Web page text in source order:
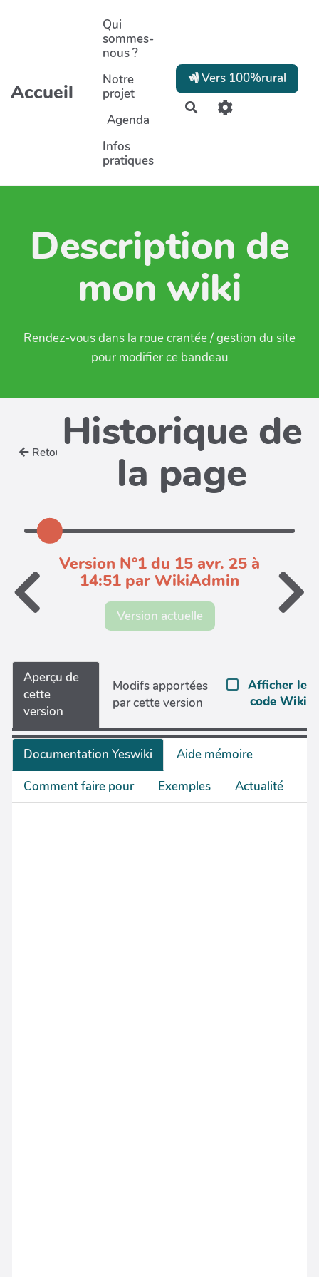
Aller au contenu principal
Accueil
Qui
sommes-
nous ?
Notre
projet
Agenda
Infos
pratiques
Vers 100%rural
Rechercher
Description de
mon wiki
Rendez-vous dans la roue crantée / gestion du site
pour modifier ce bandeau
Retour Historique de
la page
Version N°1 du 15 avr. 25 à
14:51 par WikiAdmin
Version actuelle
Aperçu de
cette
version
Modifs apportées
par cette version
Afficher le
code Wiki